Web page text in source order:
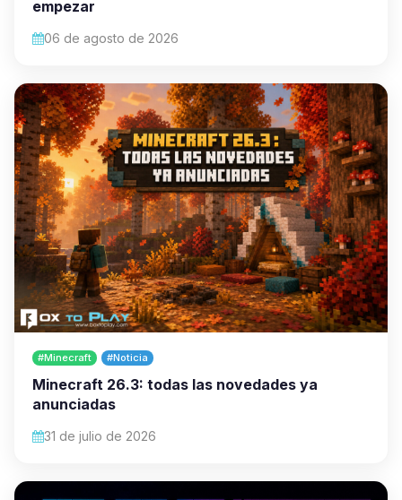
empezar
06 de agosto de 2026
#Minecraft #Noticia
Minecraft 26.3: todas las novedades ya
anunciadas
31 de julio de 2026